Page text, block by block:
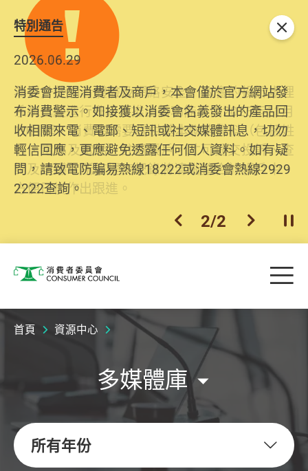
特別通告
2026.06.29
消委會提醒消費者及商戶，本會僅於官方網站發
布消費警示。如接獲以消委會名義發出的產品回
收相關來電、電郵、短訊或社交媒體訊息，切勿
輕信回應，更應避免透露任何個人資料。如有疑
問，請致電防騙易熱線18222或消委會熱線2929
2222查詢。
2025.10.31
為提升使用者體驗及網絡安全，本會的投訴處理
系統已經進行升級及推出新功能。由2025年11月
10日起，消費者需要提供基本聯絡資料（包括姓
名、電郵及電話）註冊帳戶，才可提交投訴、查
詢及建議。所有提交紀錄將清晰整合於帳戶中，
方便日後作出跟進。
上一個
2/2 下一個開
關閉
消費者委員會 目
首頁 資源中心
多媒體庫
所有年份